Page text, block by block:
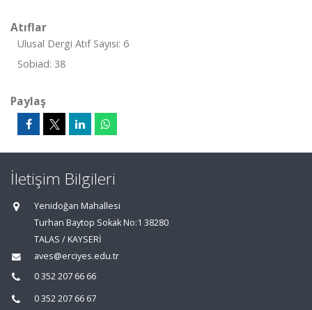
Atıflar
Ulusal Dergi Atıf Sayısı: 6
Sobiad: 38
Paylaş
İletişim Bilgileri
Yenidoğan Mahallesi
Turhan Baytop Sokak No:1 38280
TALAS / KAYSERİ
aves@erciyes.edu.tr
0 352 207 66 66
0 352 207 66 67